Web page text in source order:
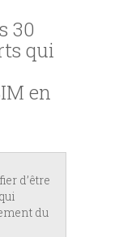
30
qui
en
d’être
du